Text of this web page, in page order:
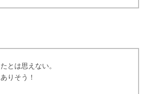
とは思えない。
りそう！